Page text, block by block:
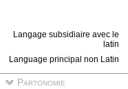
Langage subsidiaire avec le
latin
Language principal non Latin
Partonomie